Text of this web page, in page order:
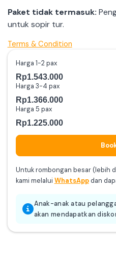
Paket tidak termasuk:
untuk sopir tur.
Terms & Condition
Harga 1-2 pax
Rp1.543.000
Harga 3-4 pax
Rp1.366.000
Harga 5 pax
Rp1.225.000
Untuk rombongan besar (lebih
kami melalui WhatsAppdan
Anak-anak atau
akan mendapatkan